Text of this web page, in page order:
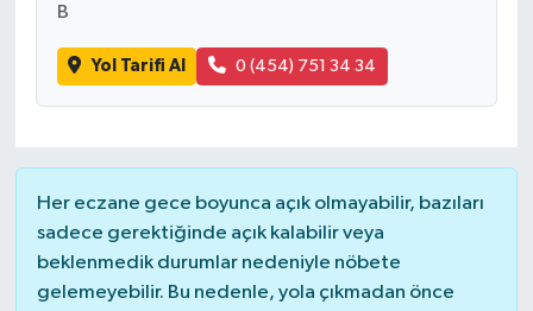
B
Yol Tarifi Al 0 (454) 751 34 34
Her eczane gece boyunca açık olmayabilir, bazıları
sadece gerektiğinde açık kalabilir veya
beklenmedik durumlar nedeniyle nöbete
gelemeyebilir. Bu nedenle, yola çıkmadan önce